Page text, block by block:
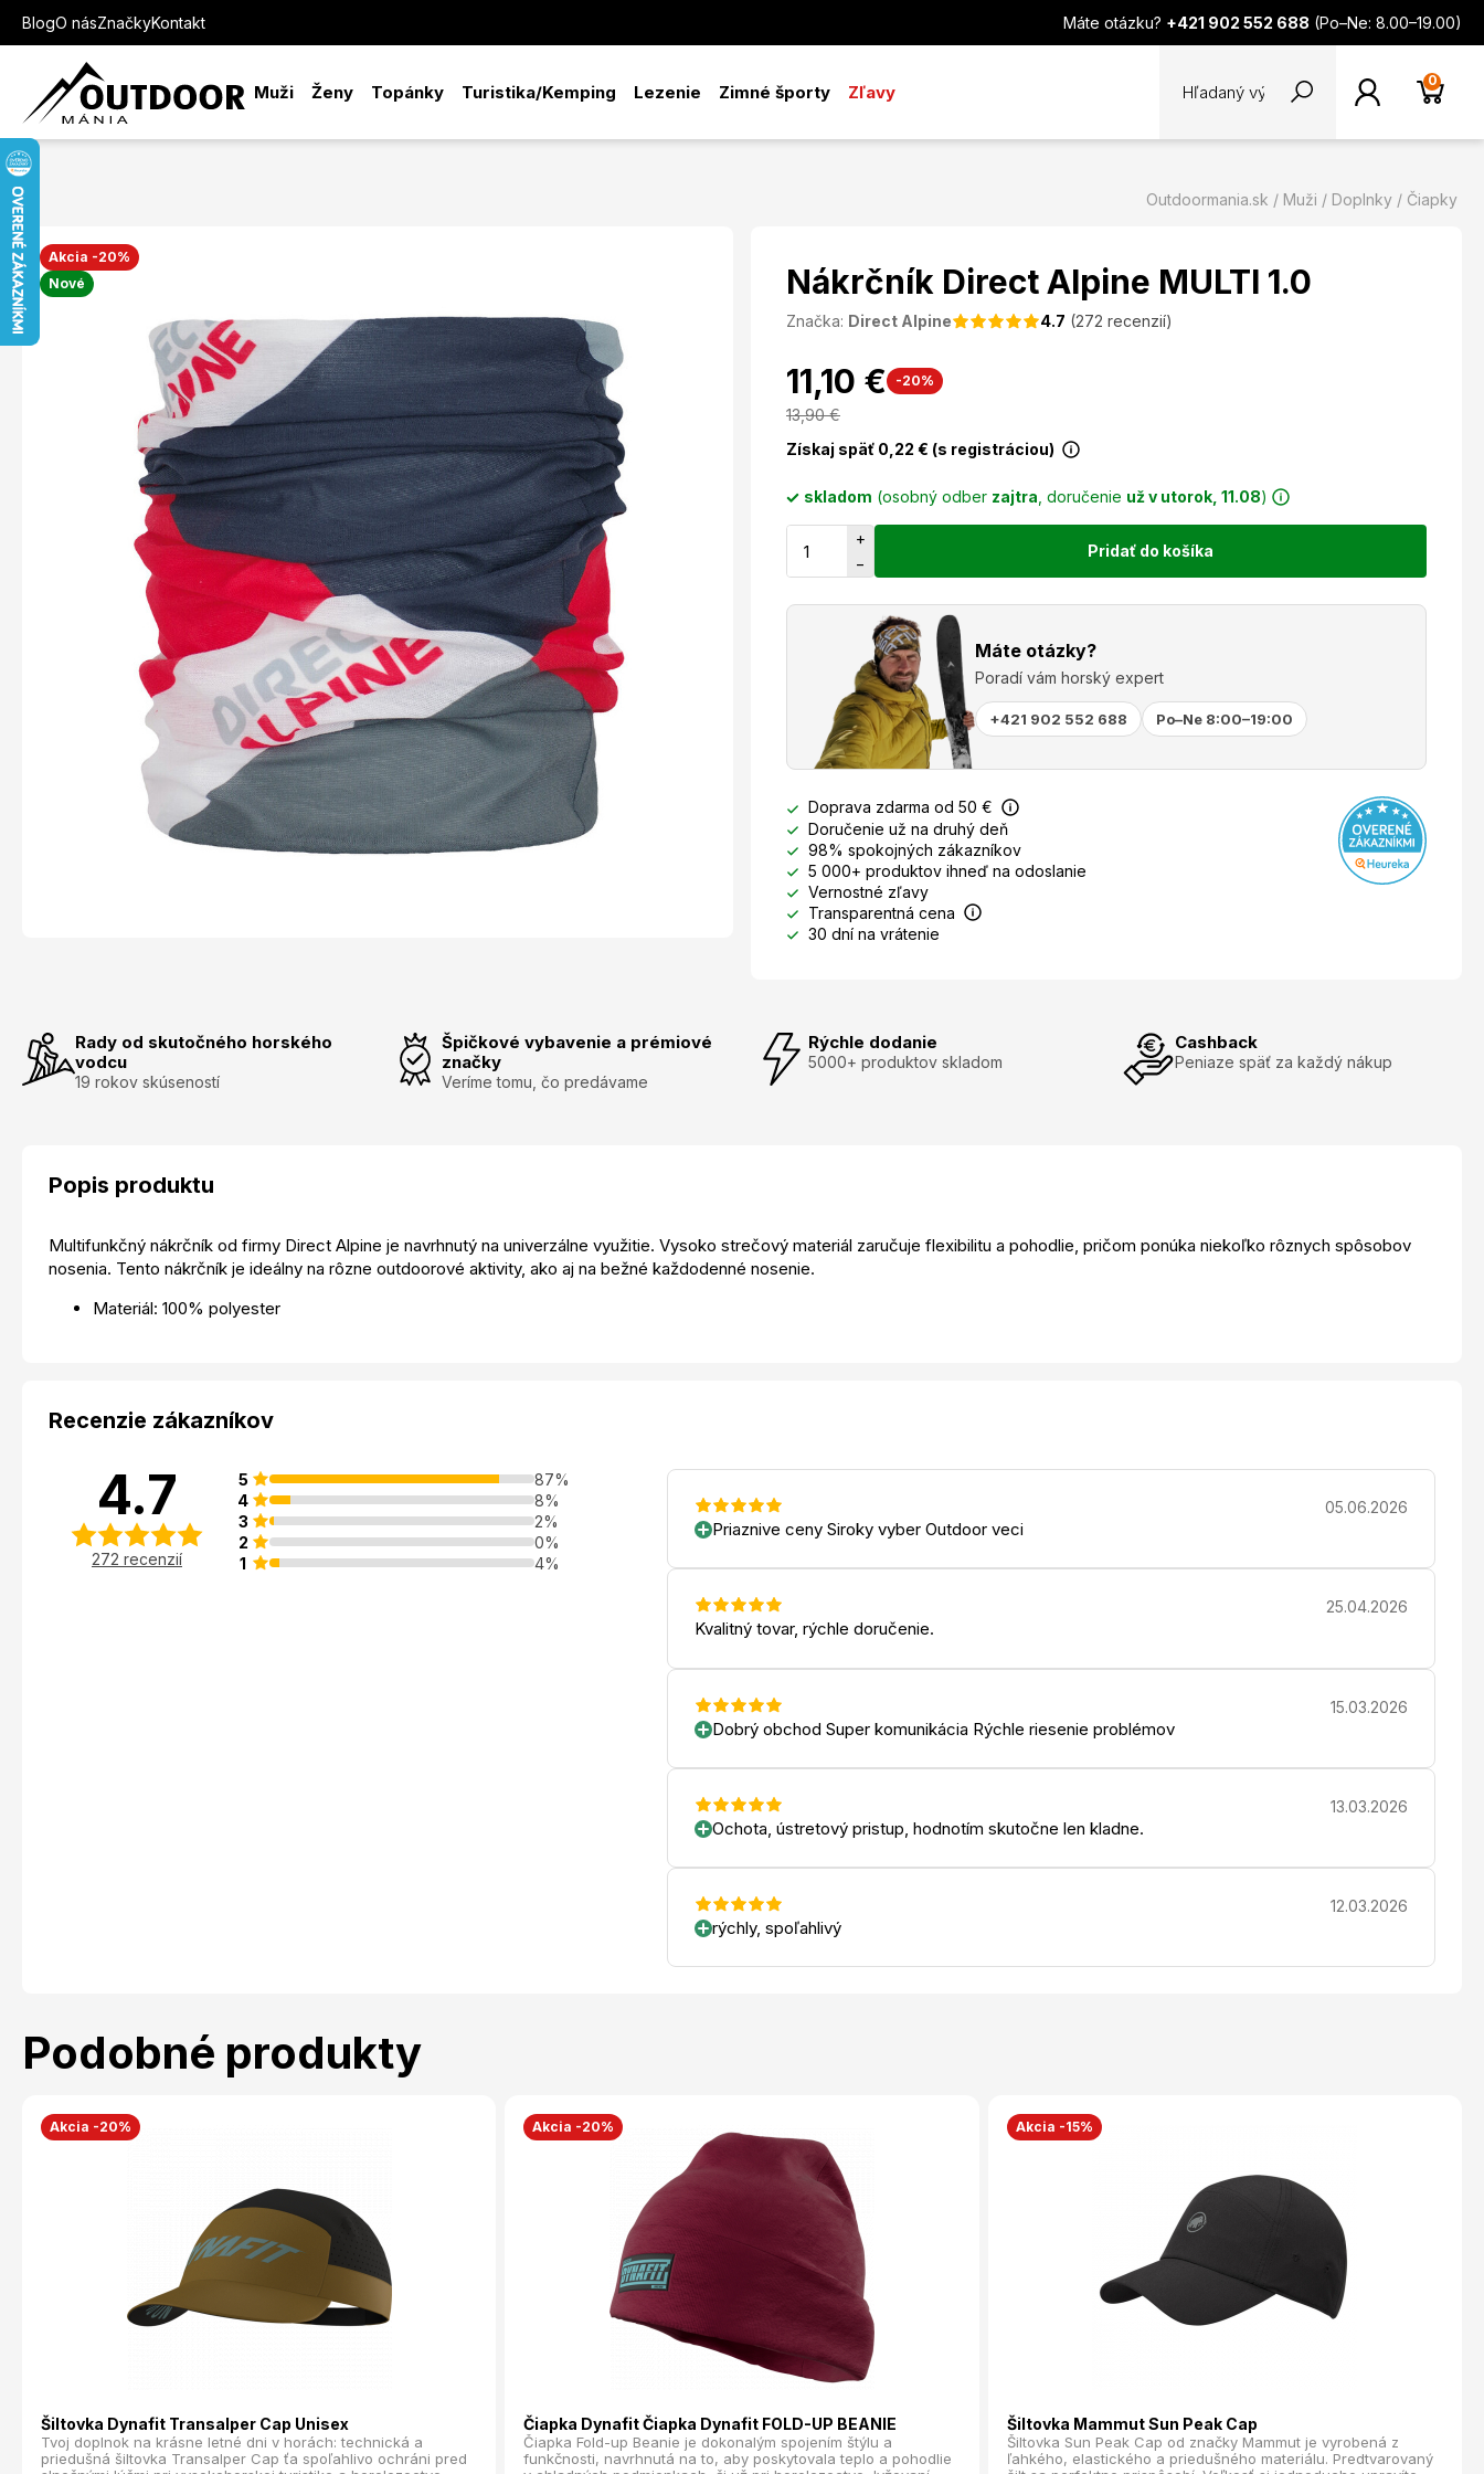
BlogO násZnačkyKontakt Máte otázku? +421 902 552 688 (Po–Ne: 8.00–19.00)
Muži Ženy Topánky Turistika/Kemping Lezenie Zimné športy Zľavy
0
Outdoormania.sk Muži Doplnky Čiapky
Akcia -20%
Nové
Nákrčník Direct Alpine MULTI 1.0
Značka: Direct Alpine 4.7 (272 recenzií)
11,10 € -20%
13,90€
Získaj späť 0,22 € (s registráciou)
skladom (osobný odber zajtra , doručenie už v utorok, 11.08)
+
−
Pridať do košíka
Máte otázky?
Poradí vám horský expert
+421 902 552 688 Po–Ne 8:00–19:00
Doprava zdarma od 50 €
Doručenie už na druhý deň
98% spokojných zákazníkov
5 000+ produktov ihneď na odoslanie
Vernostné zľavy
Transparentná cena
30 dní na vrátenie
Rady od skutočného horského
vodcu
19 rokov skúseností
Špičkové vybavenie a prémiové
značky
Veríme tomu, čo predávame
Rýchle dodanie
5000+ produktov skladom
Cashback
Peniaze späť za každý nákup
Popis produktu
Multifunkčný nákrčník od firmy Direct Alpine je navrhnutý na univerzálne využitie. Vysoko strečový materiál zaručuje flexibilitu a pohodlie, pričom ponúka niekoľko rôznych spôsobov
nosenia. Tento nákrčník je ideálny na rôzne outdoorové aktivity, ako aj na bežné každodenné nosenie.
Materiál: 100% polyester
Recenzie zákazníkov
4.7
272 recenzií
5
87%
4
8%
3
2%
2
0%
1
4%
05.06.2026
Priaznive ceny Siroky vyber Outdoor veci
25.04.2026
Kvalitný tovar, rýchle doručenie.
15.03.2026
Dobrý obchod Super komunikácia Rýchle riesenie problémov
13.03.2026
Ochota, ústretový pristup, hodnotím skutočne len kladne.
12.03.2026
rýchly, spoľahlivý
Podobné produkty
Akcia -20%
Šiltovka Dynafit Transalper Cap Unisex
Tvoj doplnok na krásne letné dni v horách: technická a
priedušná šiltovka Transalper Cap ťa spoľahlivo ochráni pred
Akcia -20%
Čiapka Dynafit Čiapka Dynafit FOLD-UP BEANIE
Čiapka Fold-up Beanie je dokonalým spojením štýlu a
funkčnosti, navrhnutá na to, aby poskytovala teplo a pohodlie
Akcia -15%
Šiltovka Mammut Sun Peak Cap
Šiltovka Sun Peak Cap od značky Mammut je vyrobená z
ľahkého, elastického a priedušného materiálu. Predtvarovaný